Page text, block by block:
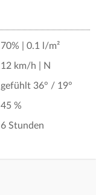
70% | 0.1 l/m²
12 km/h | N
gefühlt 36° / 19°
45 %
6 Stunden